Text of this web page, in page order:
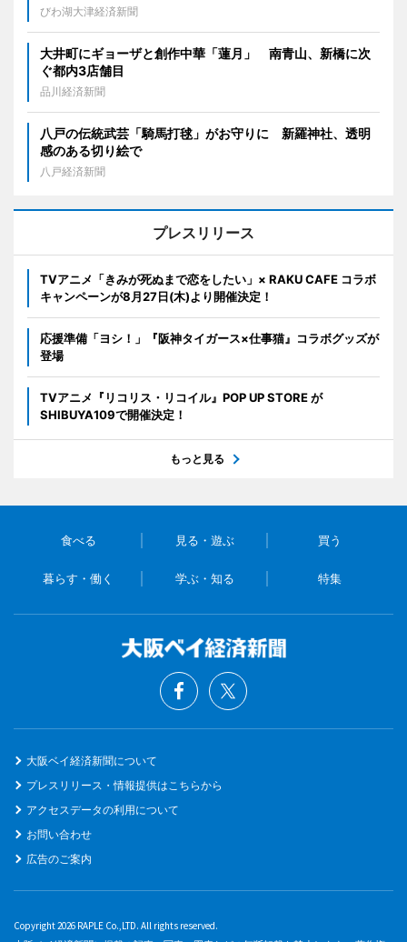
びわ湖大津経済新聞
大井町にギョーザと創作中華「蓮月」 南青山、新橋に次
ぐ都内3店舗目
品川経済新聞
八戸の伝統武芸「騎馬打毬」がお守りに 新羅神社、透明
感のある切り絵で
八戸経済新聞
プレスリリース
TVアニメ「きみが死ぬまで恋をしたい」× RAKU CAFE コラボ
キャンペーンが8月27日(木)より開催決定！
応援準備「ヨシ！」『阪神タイガース×仕事猫』コラボグッズが
登場
TVアニメ『リコリス・リコイル』POP UP STORE が
SHIBUYA109で開催決定！
もっと見る
食べる 見る・遊ぶ 買う
暮らす・働く 学ぶ・知る 特集
大阪ベイ経済新聞について
プレスリリース・情報提供はこちらから
アクセスデータの利用について
お問い合わせ
広告のご案内
Copyright 2026 RAPLE Co.,LTD. All rights reserved.